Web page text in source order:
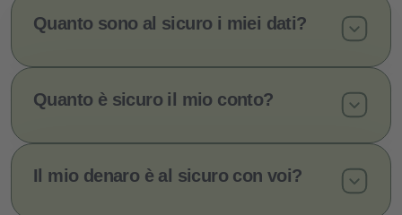
Quanto sono al sicuro i miei dati?
Quanto è sicuro il mio conto?
Il mio denaro è al sicuro con voi?